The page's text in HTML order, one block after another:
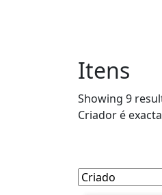
Itens
Showing 9
Criador é